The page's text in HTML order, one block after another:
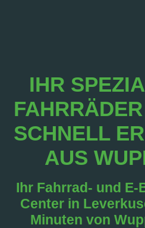
IHR
SCHNELL
AUS
Ihr Fahrrad- und E-
Center in
Minuten von